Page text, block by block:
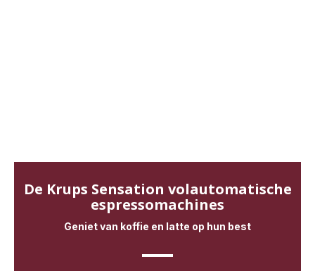
De Krups Sensation volautomatische
espressomachines
Geniet van koffie en latte op hun best